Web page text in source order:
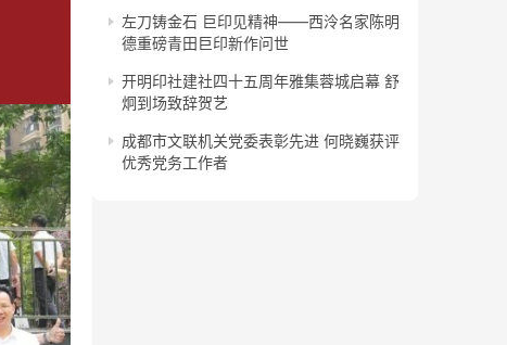
左刀铸金石 巨印见精神——西泠名家陈明
德重磅青田巨印新作问世
开明印社建社四十五周年雅集蓉城启幕 舒
炯到场致辞贺艺
成都市文联机关党委表彰先进 何晓巍获评
优秀党务工作者